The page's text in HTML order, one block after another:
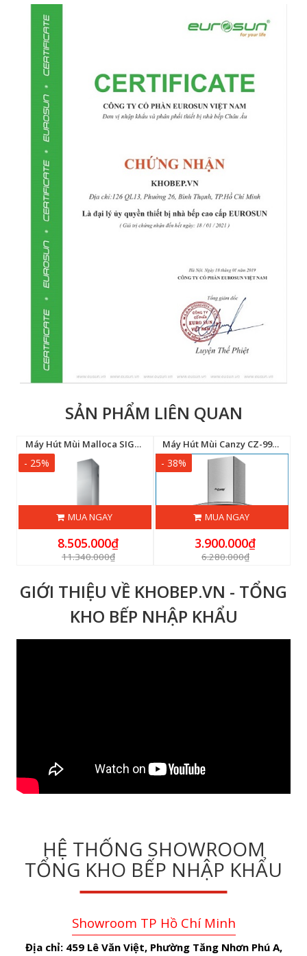
SẢN PHẨM LIÊN QUAN
Máy Hút Mùi Malloca SIGMA K820T
- 25%
MUA NGAY
8.505.000₫
11.340.000₫
Máy Hút Mùi Canzy CZ-9970S
- 38%
MUA NGAY
3.900.000₫
6.280.000₫
GIỚI THIỆU VỀ KHOBEP.VN - TỔNG
KHO BẾP NHẬP KHẨU
HỆ THỐNG SHOWROOM
TỔNG KHO BẾP NHẬP KHẨU
Showroom TP Hồ Chí Minh
Địa chỉ: 459 Lê Văn Việt, Phường Tăng Nhơn Phú A,